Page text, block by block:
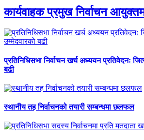
कार्यवाहक प्रमुख निर्वाचन
प्रतिनिधिसभा निर्वाचन खर्च अध्ययन प्रतिवेदनः
बढी
स्थानीय तह निर्वाचनको तयारी सम्बन्धमा छलफल